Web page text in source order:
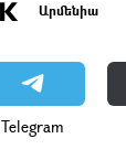
Արմենիա
Telegram